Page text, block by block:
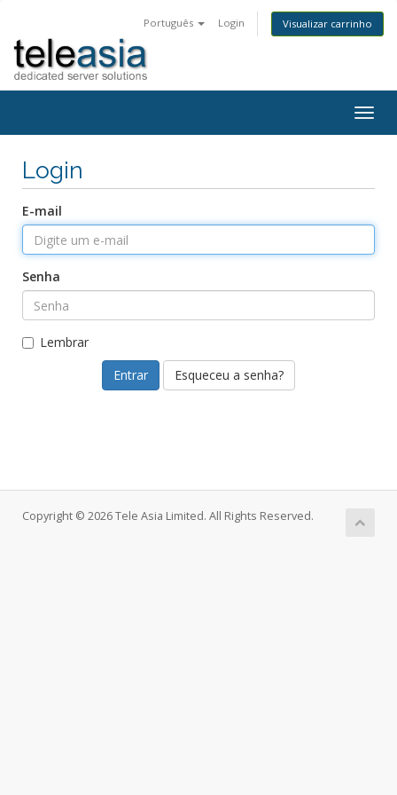
Português Login Visualizar carrinho
Login
E-mail
Senha
Lembrar
Esqueceu a senha?
Copyright © 2026 Tele Asia Limited. All Rights Reserved.